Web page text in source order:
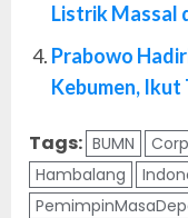
Listrik Massal
Prabowo
Kebumen, Ikut
Tags: BUMN
Hambalang